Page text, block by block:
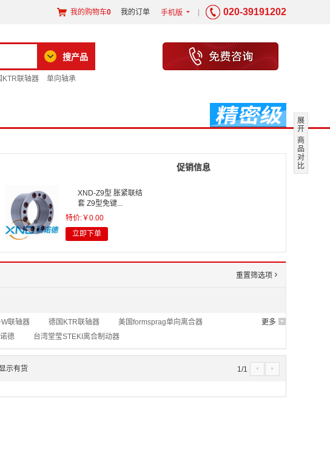
我的购物车0 我的订单 手机版 6 020-39191202
搜产品
KTR联轴器 单向轴承
XND-Z9型 胀紧联结
套 Z9型免键...
特价:￥0.00
立即下单
促销信息
重置筛选项 '
更多 6
联轴器 德国KTR联轴器
美国formsprag单向离合器
德 台湾堂莹STEKI离合制动器
示有货 1/1 4 5
展
开
商
品
对
比